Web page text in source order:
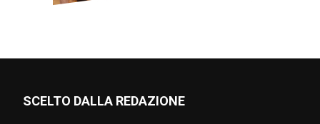
SCELTO DALLA REDAZIONE